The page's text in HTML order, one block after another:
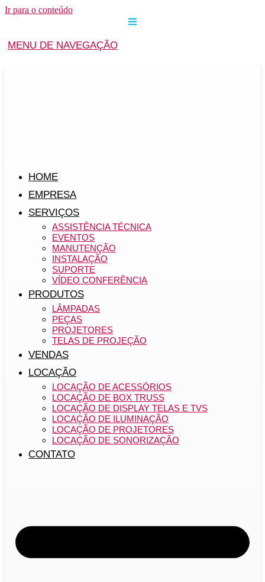
Ir para o conteúdo
MENU DE NAVEGAÇÃO
HOME
EMPRESA
SERVIÇOS
ASSISTÊNCIA TÉCNICA
EVENTOS
MANUTENÇÃO
INSTALAÇÃO
SUPORTE
VÍDEO CONFERÊNCIA
PRODUTOS
LÂMPADAS
PEÇAS
PROJETORES
TELAS DE PROJEÇÃO
VENDAS
LOCAÇÃO
LOCAÇÃO DE ACESSÓRIOS
LOCAÇÃO DE BOX TRUSS
LOCAÇÃO DE DISPLAY TELAS E TVS
LOCAÇÃO DE ILUMINAÇÃO
LOCAÇÃO DE PROJETORES
LOCAÇÃO DE SONORIZAÇÃO
CONTATO